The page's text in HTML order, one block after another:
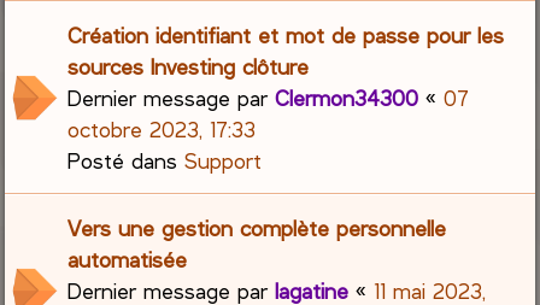
Création identifiant et mot de passe pour les
sources Investing clôture
Dernier message parClermon34300 «07
octobre 2023, 17:33
Posté dansSupport
Vers une gestion complète personnelle
automatisée
Dernier message parlagatine « 11 mai 2023,